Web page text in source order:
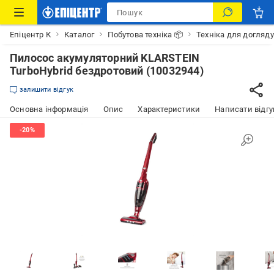
Епіцентр К Каталог Побутова техніка 📦 Техніка для
Пилосос акумуляторний KLARSTEIN
TurboHybrid бездротовий (10032944)
залишити відгук
Основна інформація Опис Характеристики Написати